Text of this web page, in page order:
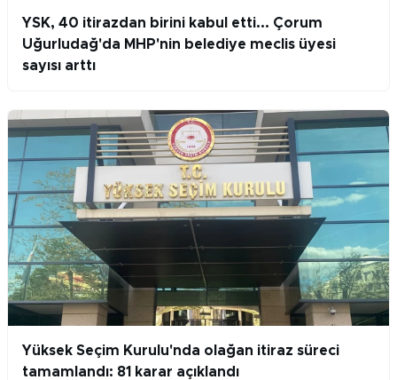
YSK, 40 itirazdan birini kabul etti... Çorum
Uğurludağ'da MHP'nin belediye meclis üyesi
sayısı arttı
Yüksek Seçim Kurulu'nda olağan itiraz süreci
tamamlandı: 81 karar açıklandı